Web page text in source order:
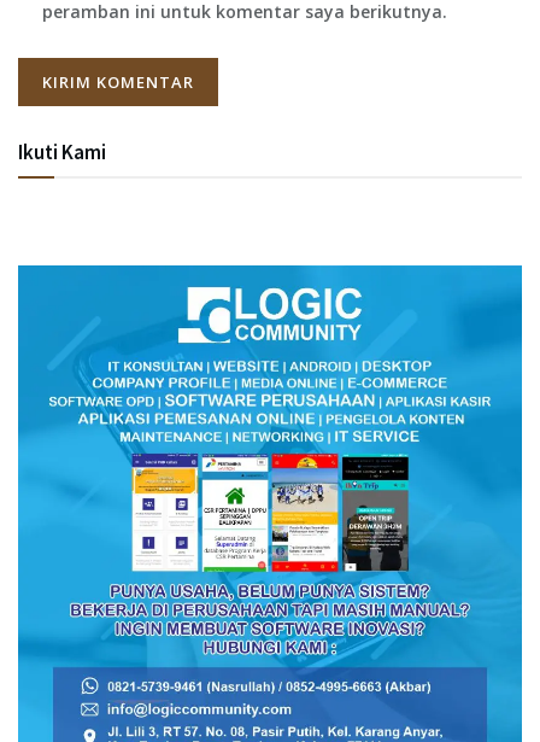
peramban ini untuk komentar saya berikutnya.
Ikuti Kami